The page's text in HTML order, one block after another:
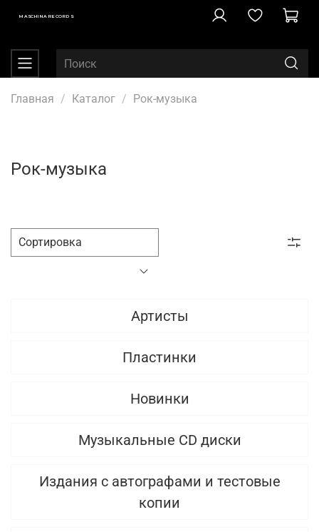
MASCHINA RECORDS
Главная Каталог Рок-музыка
Рок-музыка
Артисты
Пластинки
Новинки
Музыкальные CD диски
Издания с автографами и тестовые
копии